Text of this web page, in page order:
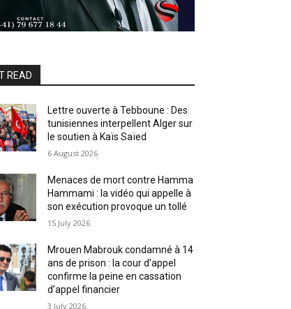
READ
Lettre ouverte à Tebboune : Des
tunisiennes interpellent Alger sur
le soutien à Kaïs Saïed
6 August 2026
Menaces de mort contre Hamma
Hammami : la vidéo qui appelle à
son exécution provoque un tollé
15 July 2026
Mrouen Mabrouk condamné à 14
ans de prison : la cour d’appel
confirme la peine en cassation
d’appel financier
3 July 2026